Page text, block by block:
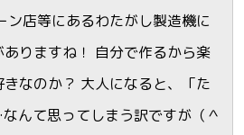
ン店等にあるわたがし製造機に
りますね！ 自分で作るから楽
なのか？ 大人になると、「た
んて思ってしまう訳ですが（＾